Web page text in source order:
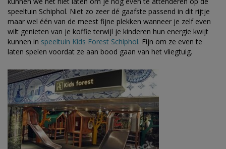
speeltuin Schiphol. Niet zo zeer dé gaafste passend in dit rijtje
maar wel één van de meest fijne plekken wanneer je zelf even
wilt genieten van je koffie terwijl je kinderen hun energie kwijt
kunnen in speeltuin Kids Forest Schiphol. Fijn om ze even te
laten spelen voordat ze aan bood gaan van het vliegtuig.